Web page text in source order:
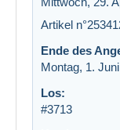
Artikel
Ende des
Montag, 1.
Los:
#3713